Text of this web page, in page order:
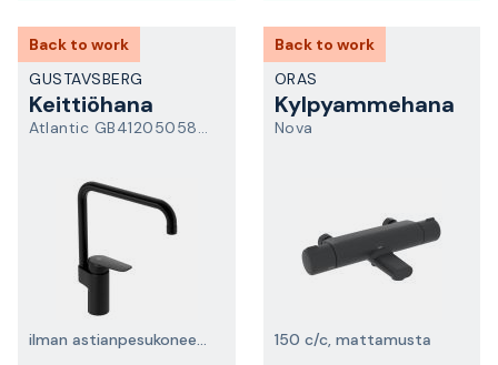
Back to work
GUSTAVSBERG
Keittiöhana
Atlantic GB4120505853
ilman astianpesukoneen sulkuventtiiliä, mattamusta
Back to work
ORAS
Kylpyammehana
Nova
150 c/c, mattamusta